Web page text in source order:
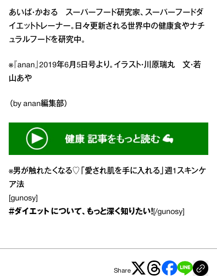
あいば・かおる スーパーフード研究家、スーパーフードダ
イエットトレーナー。日々更新される世界中の健康食やナチ
ュラルフードを研究中。
※『anan』2019年6月5日号より。イラスト・川原瑞丸 文・若
山あや
（by anan編集部）
※男が触れたくなる♡「愛され肌を手に入れる」週1スキンケ
ア法
[gunosy]
＃ダイエット について、もっと深く知りたい！ [/gunosy]
Share